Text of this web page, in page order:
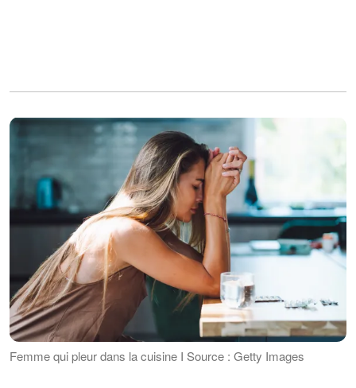
Femme qui pleur dans la cuisine I Source : Getty Images